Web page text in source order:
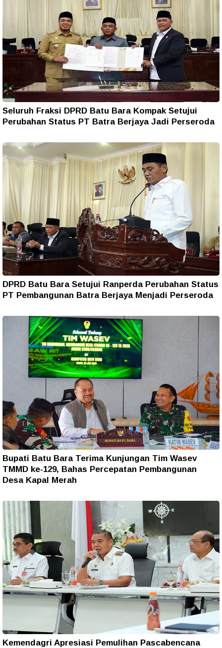
Seluruh Fraksi DPRD Batu Bara Kompak Setujui
Perubahan Status PT Batra Berjaya Jadi Perseroda
DPRD Batu Bara Setujui Ranperda Perubahan Status
PT Pembangunan Batra Berjaya Menjadi Perseroda
Bupati Batu Bara Terima Kunjungan Tim Wasev
TMMD ke-129, Bahas Percepatan Pembangunan
Desa Kapal Merah
Kemendagri Apresiasi Pemulihan Pascabencana